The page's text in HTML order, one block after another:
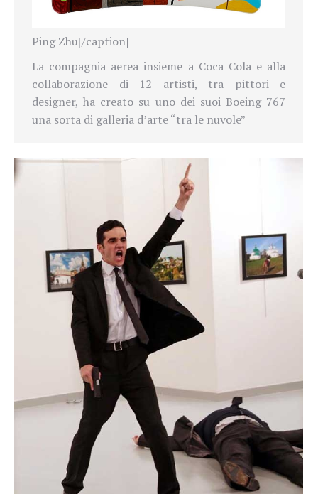
Ping Zhu[/caption]
La compagnia aerea insieme a Coca Cola e alla
collaborazione di 12 artisti, tra pittori e
designer, ha creato su uno dei suoi Boeing 767
una sorta di galleria d’arte “tra le nuvole”